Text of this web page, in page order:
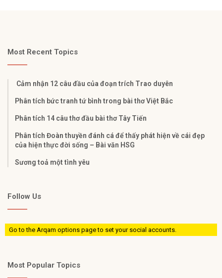
Most Recent Topics
Cảm nhận 12 câu đầu của đoạn trích Trao duyên
Phân tích bức tranh tứ bình trong bài thơ Việt Bắc
Phân tích 14 câu thơ đầu bài thơ Tây Tiến
Phân tích Đoàn thuyền đánh cá để thấy phát hiện về cái đẹp
của hiện thực đời sống – Bài văn HSG
Sương toả một tình yêu
Follow Us
Go to the Arqam options page to set your social accounts.
Most Popular Topics